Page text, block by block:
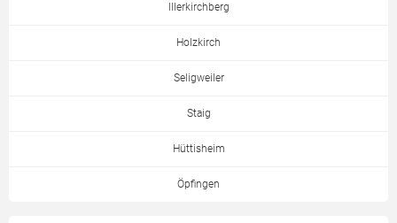
Illerkirchberg
Holzkirch
Seligweiler
Staig
Hüttisheim
Öpfingen